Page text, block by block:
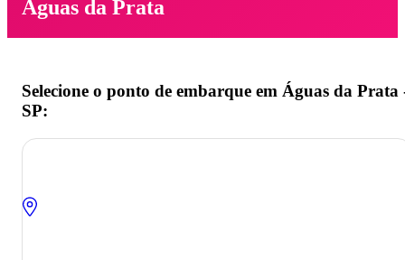
Águas da Prata
Selecione o ponto de embarque em Águas da Prata
SP: